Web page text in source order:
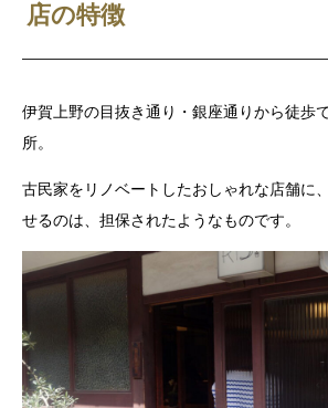
店の特徴
伊賀上野の目抜き通り・銀座通りから徒歩
所。
古民家をリノベートしたおしゃれな店舗に
せるのは、担保されたようなものです。